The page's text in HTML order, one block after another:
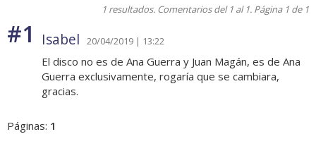
1 resultados. Comentarios del 1 al 1. Página 1 de 1
#1 Isabel 20/04/2019 | 13:22
El disco no es de Ana Guerra y Juan Magán, es de Ana
Guerra exclusivamente, rogaría que se cambiara,
gracias.
Páginas: 1